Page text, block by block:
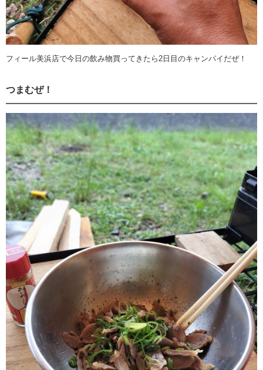
フィール美浜店で今日の飲み物買ってきたら2日目のキャンパイだぜ！
つまむぜ！